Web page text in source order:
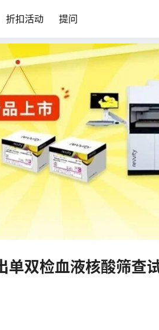
折扣活动 提问
单双检血液核酸筛查